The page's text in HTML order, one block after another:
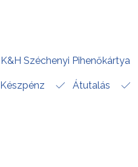
K&H Széchenyi Pihenőkártya
Készpénz Átutalás